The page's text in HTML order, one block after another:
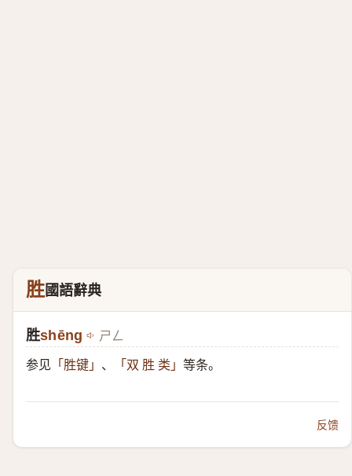
胜國語辭典
胜shēng ㄕㄥ
参见 「胜键」 、 「双 胜 类」 等条。
反馈